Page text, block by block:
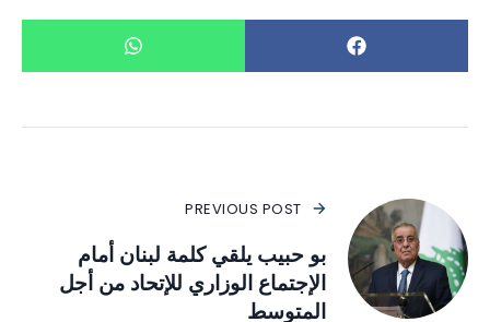
PREVIOUS POST
بو حبيب يلقي كلمة لبنان أمام
الإجتماع الوزاري للإتحاد من أجل
المتوسط